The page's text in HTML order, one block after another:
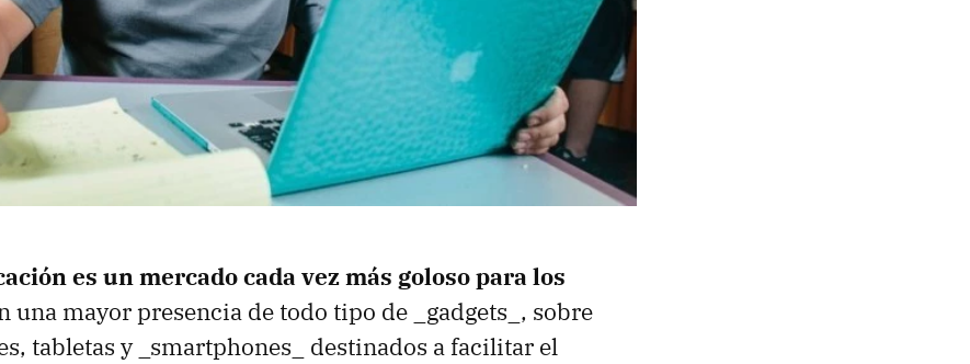
es un mercado cada vez más goloso para los
una mayor presencia de todo tipo de _gadgets_, sobre
tabletas y _smartphones_ destinados a facilitar el